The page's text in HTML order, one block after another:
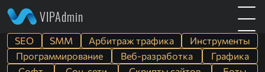
VIPAdmin
SEO SMM Арбитраж трафика
Инструменты
Программирование
Веб-разработка
Графика